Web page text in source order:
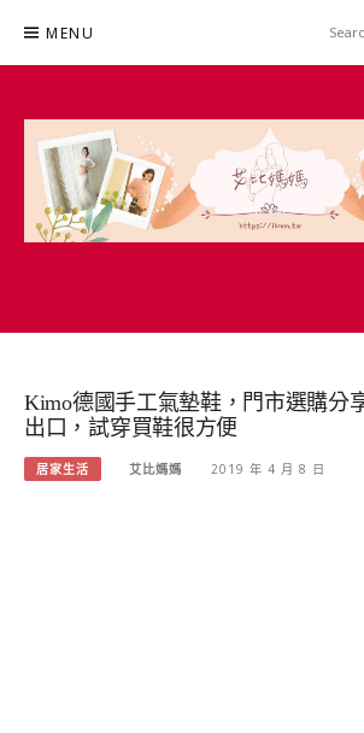
content
MENU
Kimo德國手工氣墊鞋，門市選購分
出口，試穿買鞋很方便
居家生活 艾比媽媽 2019 年 4 月 8 日